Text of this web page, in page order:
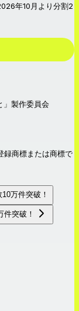
年10月より分割2
」製作委員会
録商標または商標で
万件突破！
件突破！